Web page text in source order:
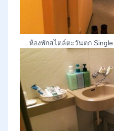
ห้องพักสไตล์ตะวันตก